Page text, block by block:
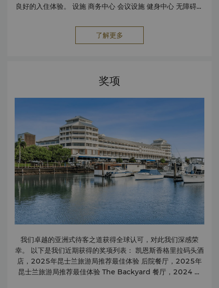
良好的入住体验。 设施 商务中心 会议设施 健身中心 无障碍设
网 免费擦鞋服务 快捷入住及退房服务 洗衣服务 邮寄/包裹速递
丨周三至周日晚餐供应时间：17:30 - 21:30 The Backyard
餐服务 - 早餐供应时间 06:00 - 10:30；全日餐点供应时间
10:30 - 22:00 1间餐厅和2间酒吧 商务中心凯恩斯香格里大
酒店商务中心为您提供各类先进的商务设施。 商务设施包括：
设施 电话会议设施 会议室/董事会议厅 视频会议设施 服务 装
订服务 快递服务 传真服务 上网服务 激光打印服务 复印服务 扫
描服务 文字处理/笔译/口译服务 设备 视听设备 宽带上网电脑
投影仪 移动电话 复印机 打印机
了解更多
奖项
我们卓越的亚洲式待客之道获得全球认可，对此我们深感荣
幸。 以下是我们近期获得的奖项列表： 凯恩斯香格里拉码头酒
店，2025年昆士兰旅游局推荐最佳体验 后院餐厅，2025年
昆士兰旅游局推荐最佳体验 The Backyard 餐厅，2024 年